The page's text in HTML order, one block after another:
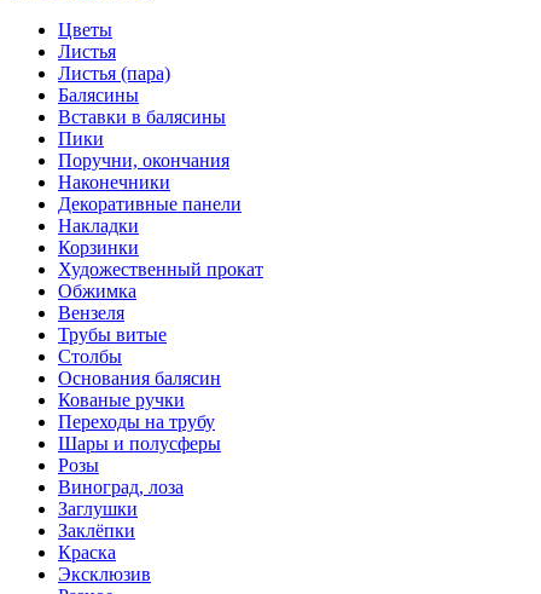
Цветы
Листья
Листья (пара)
Балясины
Вставки в балясины
Пики
Поручни, окончания
Наконечники
Декоративные панели
Накладки
Корзинки
Художественный прокат
Обжимка
Вензеля
Трубы витые
Столбы
Основания балясин
Кованые ручки
Переходы на трубу
Шары и полусферы
Розы
Виноград, лоза
Заглушки
Заклёпки
Краска
Эксклюзив